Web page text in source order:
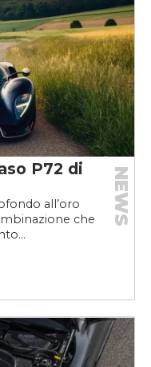
P72 di
all’oro
che
NEWS